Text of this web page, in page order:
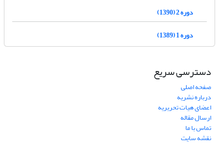
دوره 2 (1390)
دوره 1 (1389)
دسترسی سریع
صفحه اصلی
درباره نشریه
اعضای هیات تحریریه
ارسال مقاله
تماس با ما
نقشه سایت